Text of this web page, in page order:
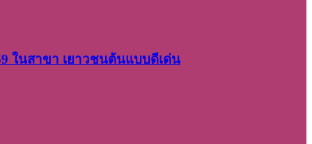
ในสาขา เยาวชนต้นแบบดีเด่น